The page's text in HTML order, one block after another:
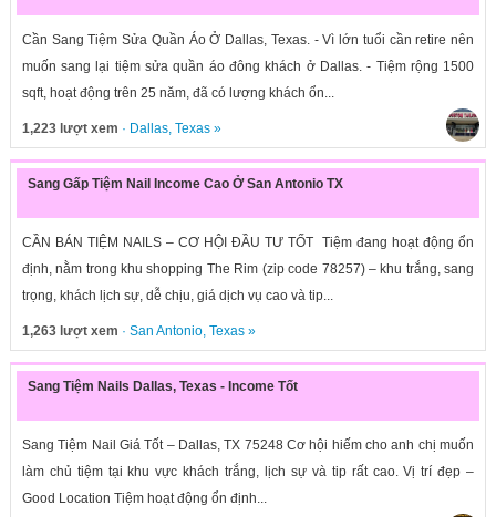
Cần Sang Tiệm Sửa Quần Áo Ở Dallas, Texas. - Vì lớn tuổi cần retire nên
muốn sang lại tiệm sửa quần áo đông khách ở Dallas. - Tiệm rộng 1500
sqft, hoạt động trên 25 năm, đã có lượng khách ổn...
1,223 lượt xem · Dallas, Texas»
Sang Gấp Tiệm Nail Income Cao Ở San Antonio TX
CẦN BÁN TIỆM NAILS – CƠ HỘI ĐẦU TƯ TỐT Tiệm đang hoạt động ổn
định, nằm trong khu shopping The Rim (zip code 78257) – khu trắng, sang
trọng, khách lịch sự, dễ chịu, giá dịch vụ cao và tip...
1,263 lượt xem · San Antonio, Texas»
Sang Tiệm Nails Dallas, Texas - Income Tốt
Sang Tiệm Nail Giá Tốt – Dallas, TX 75248 Cơ hội hiếm cho anh chị muốn
làm chủ tiệm tại khu vực khách trắng, lịch sự và tip rất cao. Vị trí đẹp –
Good Location Tiệm hoạt động ổn định...